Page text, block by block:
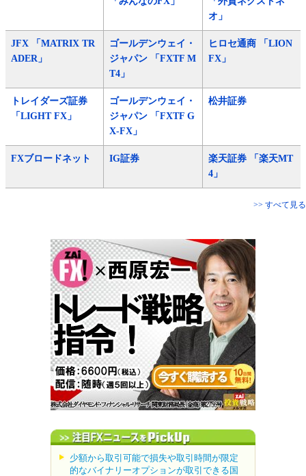
オ」
JFX 「MATRIX TR
ADER」
ゴールデンウェイ・
ジャパン 「FXTF M
T4」
ヒロセ通商 「LION
FX」
トレイダーズ証券
「LIGHT FX」
ゴールデンウェイ・
ジャパン 「FXTF G
X-FX」
松井証券
FXブロードネット IG証券
楽天証券 「楽天MT
4」
>> すべて見る
少額から取引可能で損失や取引時間が限定
的なバイナリーオプションが取引できる国